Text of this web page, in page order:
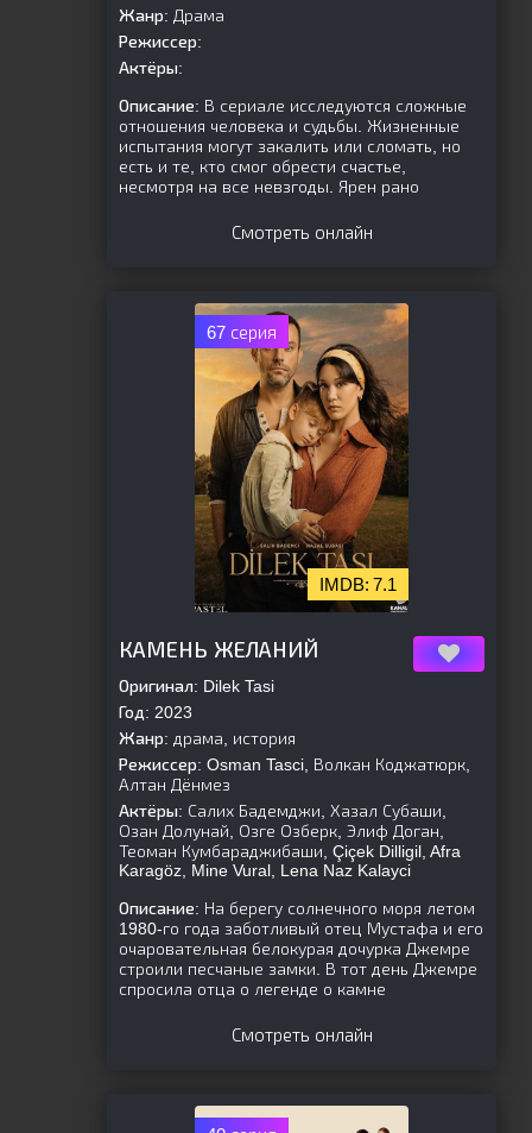
Жанр: Драма
Режиссер:
Актёры:
Описание: В сериале исследуются сложные
отношения человека и судьбы. Жизненные
испытания могут закалить или сломать, но
есть и те, кто смог обрести счастье,
несмотря на все невзгоды. Ярен рано
Смотреть онлайн
67 серия
7.1
КАМЕНЬ ЖЕЛАНИЙ
Оригинал: Dilek Tasi
Год: 2023
Жанр: драма, история
Режиссер: Osman Tasci, Волкан Коджатюрк,
Алтан Дёнмез
Актёры: Салих Бадемджи, Хазал Субаши,
Озан Долунай, Озге Озберк, Элиф Доган,
Теоман Кумбараджибаши, Çiçek Dilligil, Afra
Karagöz, Mine Vural, Lena Naz Kalayci
Описание: На берегу солнечного моря летом
1980-го года заботливый отец Мустафа и его
очаровательная белокурая дочурка Джемре
строили песчаные замки. В тот день Джемре
спросила отца о легенде о камне
Смотреть онлайн